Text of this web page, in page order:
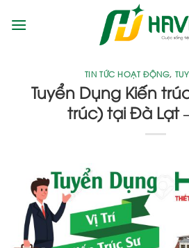
qua
TIN TỨC HOẠT ĐỘNG,
Tuyển Dụng Kiến
trúc) tại Đà Lạt